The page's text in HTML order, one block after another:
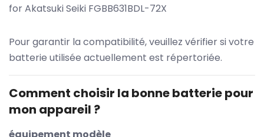
for Akatsuki Seiki FGBB631BDL-72X
Pour garantir la compatibilité, veuillez vérifier si votre
batterie utilisée actuellement est répertoriée.
Comment choisir la bonne batterie pour
mon appareil ?